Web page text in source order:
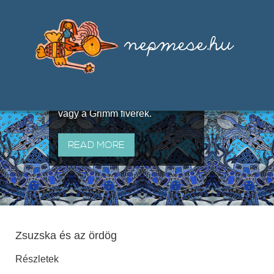
útján terjedő elbeszélésekből,
melyeket olyan ismert gyűjtők
állítottak össze, mint Benedek
vagy a Grimm fivérek.
READ MORE
Zsuzska és az ördög
Részletek